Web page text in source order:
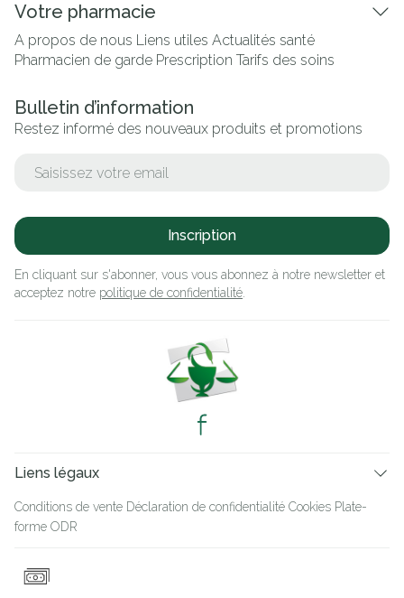
Votre pharmacie
A propos de nous Liens utiles Actualités santé
Pharmacien de garde Prescription Tarifs des soins
Bulletin d’information
Restez informé des nouveaux produits et promotions
Inscription
En cliquant sur s'abonner, vous vous abonnez à notre newsletter et
acceptez notre politique de confidentialité
Liens légaux
Conditions de vente Déclaration de confidentialité Cookies Plate-
forme ODR